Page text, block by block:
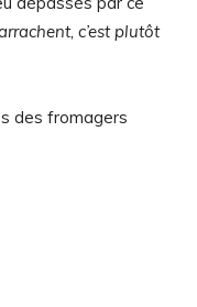
c’est plutôt
des fromagers